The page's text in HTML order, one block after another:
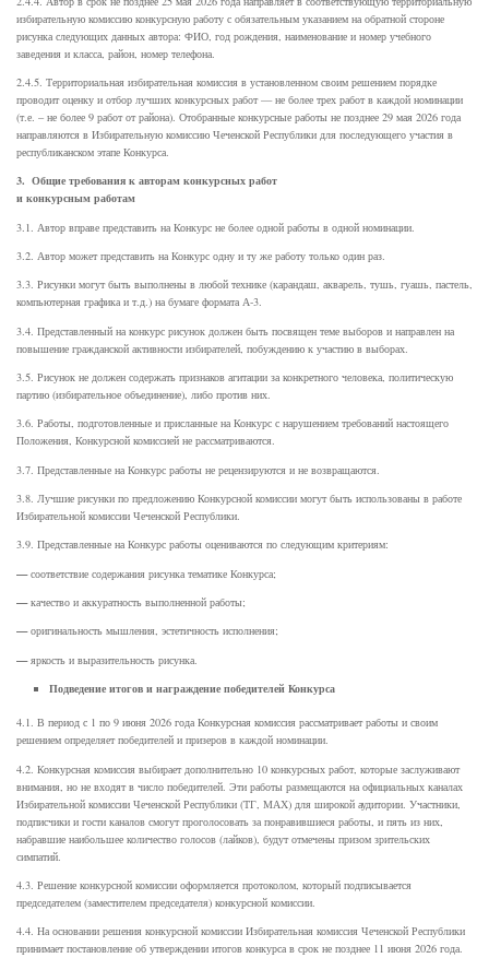
избирательную комиссию конкурсную работу с обязательным указанием на обратной стороне
рисунка следующих данных автора: ФИО, год рождения, наименование и номер учебного
заведения и класса, район, номер телефона.
2.4.5. Территориальная избирательная комиссия в установленном своим решением порядке
проводит оценку и отбор лучших конкурсных работ — не более трех работ в каждой номинации
(т.е. – не более 9 работ от района). Отобранные конкурсные работы не позднее 29 мая 2026 года
направляются в Избирательную комиссию Чеченской Республики для последующего участия в
республиканском этапе Конкурса.
3. Общие требования к авторам конкурсных работ
и конкурсным работам
3.1. Автор вправе представить на Конкурс не более одной работы в одной номинации.
3.2. Автор может представить на Конкурс одну и ту же работу только один раз.
3.3. Рисунки могут быть выполнены в любой технике (карандаш, акварель, тушь, гуашь, пастель,
компьютерная графика и т.д.) на бумаге формата А-3.
3.4. Представленный на конкурс рисунок должен быть посвящен теме выборов и направлен на
повышение гражданской активности избирателей, побуждению к участию в выборах.
3.5. Рисунок не должен содержать признаков агитации за конкретного человека, политическую
партию (избирательное объединение), либо против них.
3.6. Работы, подготовленные и присланные на Конкурс с нарушением требований настоящего
Положения, Конкурсной комиссией не рассматриваются.
3.7. Представленные на Конкурс работы не рецензируются и не возвращаются.
3.8. Лучшие рисунки по предложению Конкурсной комиссии могут быть использованы в работе
Избирательной комиссии Чеченской Республики.
3.9. Представленные на Конкурс работы оцениваются по следующим критериям:
—соответствие содержания рисунка тематике Конкурса;
—качество и аккуратность выполненной работы;
—оригинальность мышления, эстетичность исполнения;
—яркость и выразительность рисунка.
Подведение итогов и награждение победителей Конкурса
4.1. В период с 1 по 9 июня 2026 года Конкурсная комиссия рассматривает работы и своим
решением определяет победителей и призеров в каждой номинации.
4.2. Конкурсная комиссия выбирает дополнительно 10 конкурсных работ, которые заслуживают
внимания, но не входят в число победителей. Эти работы размещаются на официальных каналах
Избирательной комиссии Чеченской Республики (ТГ, МАХ) для широкой аудитории. Участники,
подписчики и гости каналов смогут проголосовать за понравившиеся работы, и пять из них,
набравшие наибольшее количество голосов (лайков), будут отмечены призом зрительских
симпатий.
4.3. Решение конкурсной комиссии оформляется протоколом, который подписывается
председателем (заместителем председателя) конкурсной комиссии.
4.4. На основании решения конкурсной комиссии Избирательная комиссия Чеченской Республики
принимает постановление об утверждении итогов конкурса в срок не позднее 11 июня 2026 года.